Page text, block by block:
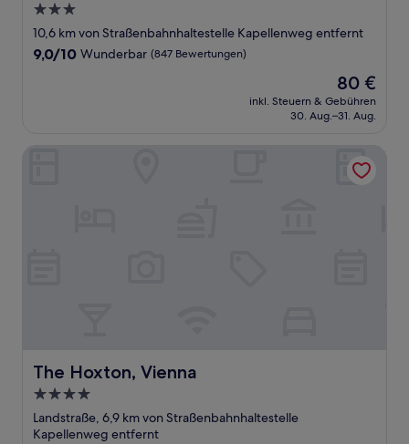
3.0-
Sterne-
Unterkunft
10,6 km von Straßenbahnhaltestelle Kapellenweg entfernt
9.0
9,0/10 Wunderbar (847 Bewertungen)
Der
Preis
beträgt
80 €
inkl. Steuern & Gebühren
30. Aug.–31. Aug.
The Hoxton, Vienna
The Hoxton, Vienna
4.0-
Sterne-
Unterkunft
Landstraße, 6,9 km von Straßenbahnhaltestelle
Kapellenweg entfernt